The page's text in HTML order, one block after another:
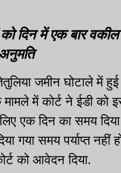
दिन में एक बार
जमीन घोटाले में हुई
मामले में कोर्ट ने ईडी को
एक दिन का समय
दिया गया समय पर्याप्त
को आवेदन दिया.